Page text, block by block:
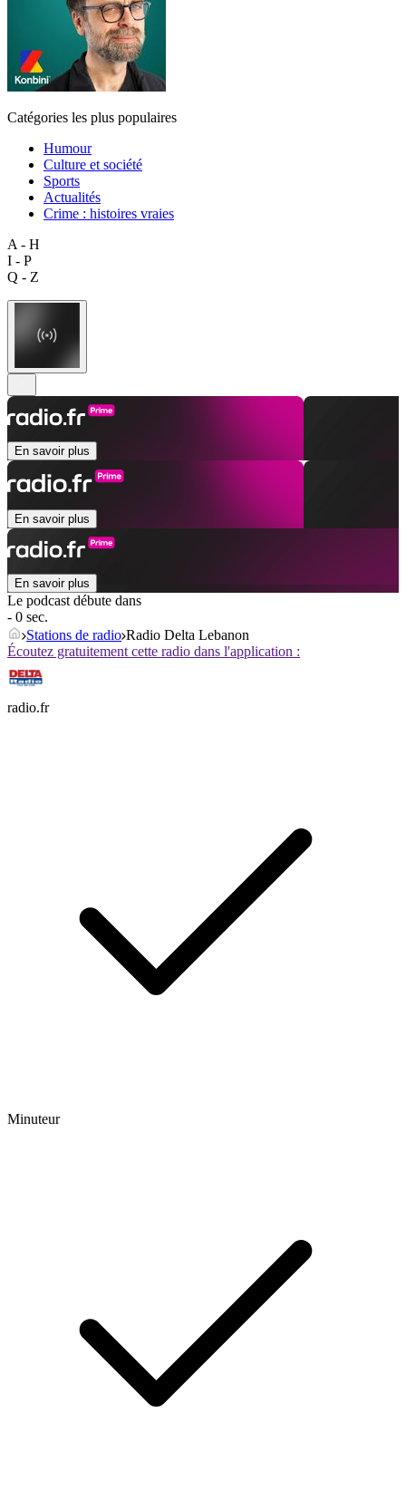
Catégories les plus populaires
Humour
Culture et société
Sports
Actualités
Crime : histoires vraies
A - H
I - P
Q - Z
En savoir plus
En savoir plus
En savoir plus
Le podcast débute dans
- 0 sec.
Stations de radio Radio Delta Lebanon
Écoutez gratuitement cette radio dans l'application :
radio.fr
Minuteur